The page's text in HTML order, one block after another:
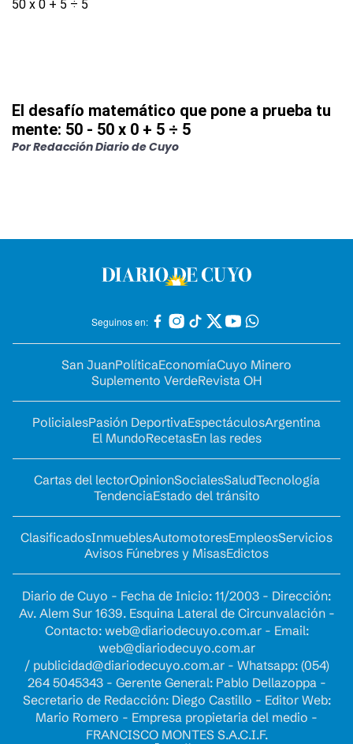
El desafío matemático que pone a prueba tu
mente: 50 - 50 x 0 + 5 ÷ 5
PorRedacción Diario de Cuyo
Seguinos en:
San JuanPolíticaEconomíaCuyo Minero
Suplemento VerdeRevista OH
PolicialesPasión DeportivaEspectáculosArgentina
El MundoRecetasEn las redes
Cartas del lectorOpinionSocialesSaludTecnología
TendenciaEstado del tránsito
ClasificadosInmueblesAutomotoresEmpleosServicios
Avisos Fúnebres y MisasEdictos
Diario de Cuyo - Fecha de Inicio: 11/2003 - Dirección:
Av. Alem Sur 1639. Esquina Lateral de Circunvalación -
Contacto: web@diariodecuyo.com.ar- Email:
web@diariodecuyo.com.ar
/ publicidad@diariodecuyo.com.ar- Whatsapp: (054)
264 5045343 - Gerente General: Pablo Dellazoppa -
Secretario de Redacción: Diego Castillo - Editor Web:
Mario Romero - Empresa propietaria del medio -
FRANCISCO MONTES S.A.C.I.F.